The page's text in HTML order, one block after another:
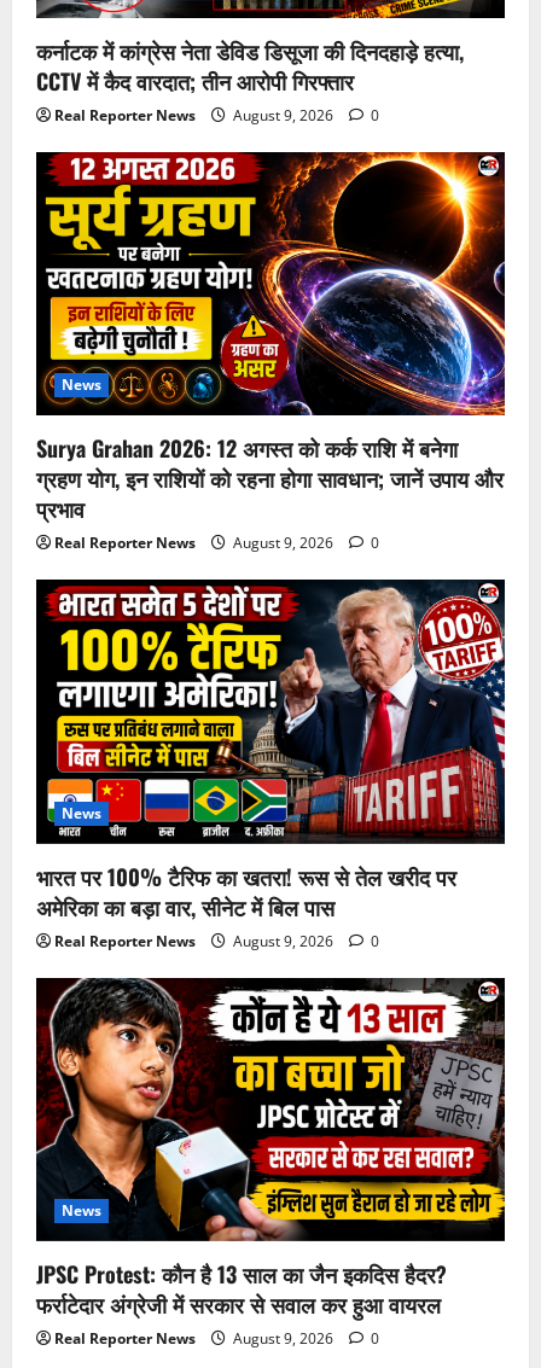
कर्नाटक में कांग्रेस नेता डेविड डिसूजा की दिनदहाड़े हत्या,
CCTV में कैद वारदात; तीन आरोपी गिरफ्तार
Real Reporter News August 9, 2026 0
News
Surya Grahan 2026: 12 अगस्त को कर्क राशि में बनेगा
ग्रहण योग, इन राशियों को रहना होगा सावधान; जानें उपाय और
प्रभाव
Real Reporter News August 9, 2026 0
News
भारत पर 100% टैरिफ का खतरा! रूस से तेल खरीद पर
अमेरिका का बड़ा वार, सीनेट में बिल पास
Real Reporter News August 9, 2026 0
News
JPSC Protest: कौन है 13 साल का जैन इकदिस हैदर?
फर्राटेदार अंग्रेजी में सरकार से सवाल कर हुआ वायरल
Real Reporter News August 9, 2026 0